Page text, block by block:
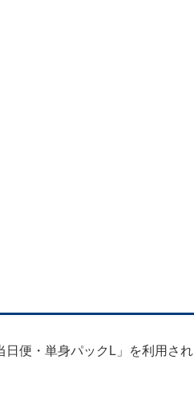
便・単身パックL」を利用さ